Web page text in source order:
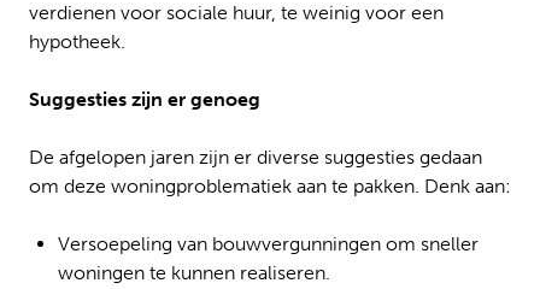
verdienen voor sociale huur, te weinig voor een
hypotheek.
Suggesties zijn er genoeg
De afgelopen jaren zijn er diverse suggesties gedaan
om deze woningproblematiek aan te pakken. Denk aan:
Versoepeling van bouwvergunningen om sneller
woningen te kunnen realiseren.